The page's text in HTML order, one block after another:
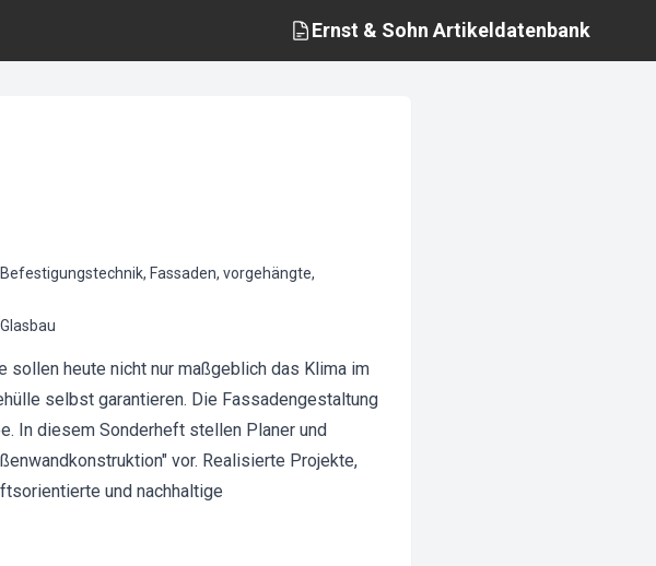
Ernst & Sohn Artikeldatenbank
Fassaden, vorgehängte,
sollen heute nicht nur maßgeblich das Klima im
selbst garantieren. Die Fassadengestaltung
In diesem Sonderheft stellen Planer und
vor. Realisierte Projekte,
und nachhaltige